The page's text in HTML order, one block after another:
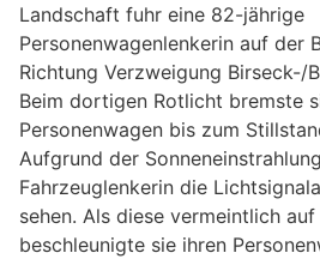
Landschaft fuhr eine 82-jährige
Personenwagenlenkerin auf der
Richtung Verzweigung Birseck-/
Beim dortigen Rotlicht bremste
Personenwagen bis zum
Aufgrund der
Fahrzeuglenkerin die
sehen. Als diese vermeintlich
beschleunigte sie ihren